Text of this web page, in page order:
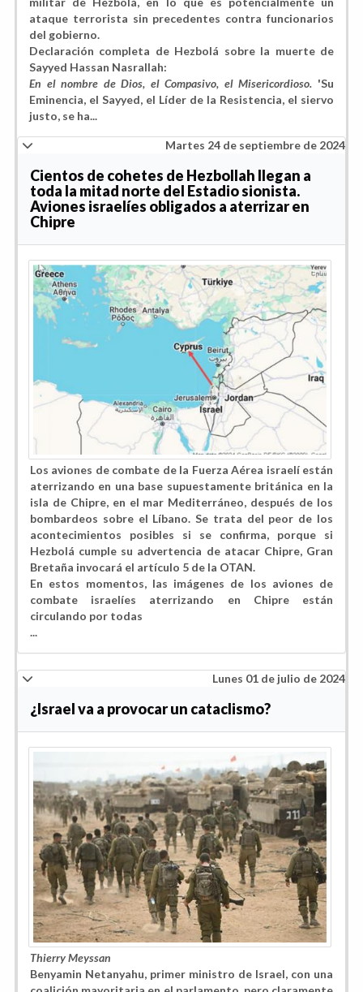
ataque terrorista sin precedentes contra funcionarios
del gobierno.
Declaración completa de Hezbolá sobre la muerte de
Sayyed Hassan Nasrallah:
En el nombre de Dios, el Compasivo, el Misericordioso. 'Su
Eminencia, el Sayyed, el Líder de la Resistencia, el siervo
justo, se ha...
Martes 24 de septiembre de 2024
Cientos de cohetes de Hezbollah llegan a
toda la mitad norte del Estadio sionista.
Aviones israelíes obligados a aterrizar en
Chipre
Los aviones de combate de la Fuerza Aérea israelí están
aterrizando en una base supuestamente británica en la
isla de Chipre, en el mar Mediterráneo, después de los
bombardeos sobre el Líbano. Se trata del peor de los
acontecimientos posibles si se confirma, porque si
Hezbolá cumple su advertencia de atacar Chipre, Gran
Bretaña invocará el artículo 5 de la OTAN.
En estos momentos, las imágenes de los aviones de
combate israelíes aterrizando en Chipre están
circulando por todas
...
Lunes 01 de julio de 2024
¿Israel va a provocar un cataclismo?
Thierry Meyssan
Benyamin Netanyahu, primer ministro de Israel, con una